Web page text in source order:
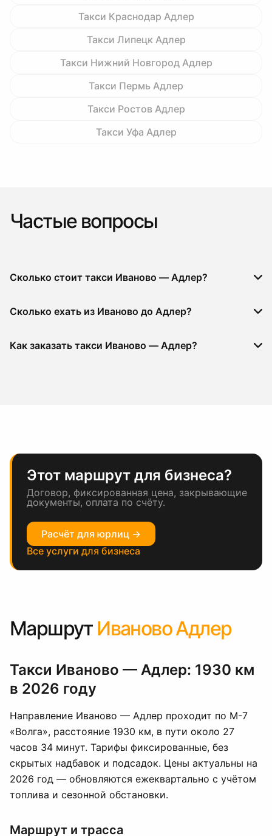
Такси Краснодар Адлер
Такси Липецк Адлер
Такси Нижний Новгород Адлер
Такси Пермь Адлер
Такси Ростов Адлер
Такси Уфа Адлер
Частые вопросы
Сколько стоит такси Иваново — Адлер?
Сколько ехать из Иваново до Адлер?
Как заказать такси Иваново — Адлер?
Этот маршрут для бизнеса?
Договор, фиксированная цена, закрывающие
документы, оплата по счёту.
Расчёт для юрлиц →
Все услуги для бизнеса
Маршрут Иваново Адлер
Такси Иваново — Адлер: 1930 км
в 2026 году
Направление Иваново — Адлер проходит по М-7
«Волга», расстояние 1930 км, в пути около 27
часов 34 минут. Тарифы фиксированные, без
скрытых надбавок и подсадок. Цены актуальны на
2026 год — обновляются ежеквартально с учётом
топлива и сезонной обстановки.
Маршрут и трасса